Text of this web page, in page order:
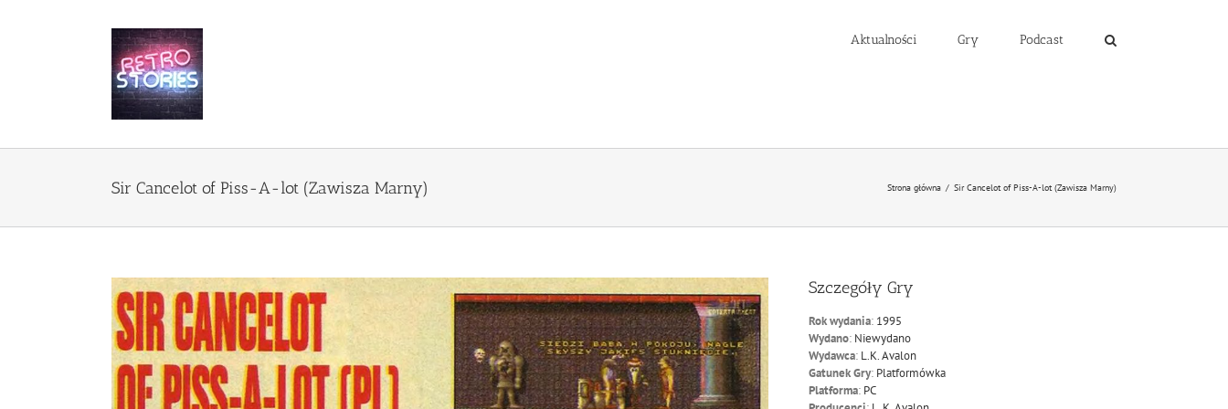
Aktualności Gry Podcast
Sir Cancelot of Piss-A-lot (Zawisza Marny) Strona główna / Sir Cancelot of Piss-A-lot (Zawisza Marny)
Szczegóły Gry
Rok wydania: 1995
Wydano: Niewydano
Wydawca: L.K. Avalon
Gatunek Gry: Platformówka
Platforma: PC